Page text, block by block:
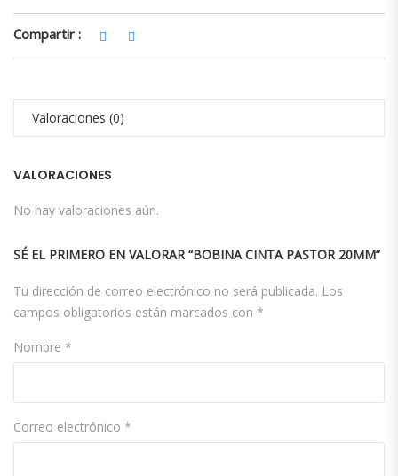
Compartir :
Valoraciones (0)
VALORACIONES
No hay valoraciones aún.
SÉ EL PRIMERO EN VALORAR “BOBINA CINTA PASTOR 20MM”
Tu dirección de correo electrónico no será publicada. Los
campos obligatorios están marcados con *
Nombre *
Correo electrónico *